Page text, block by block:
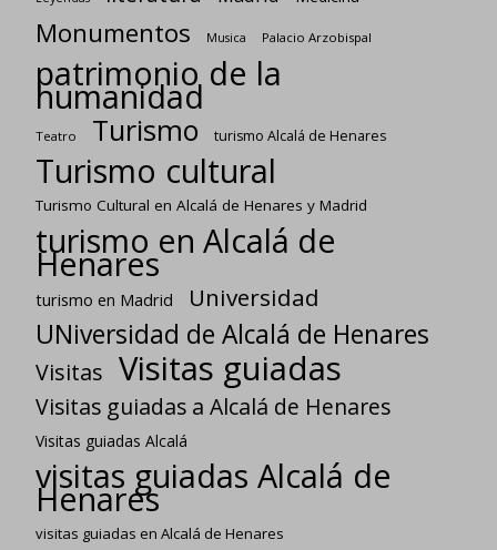
Monumentos Musica Palacio Arzobispal
patrimonio de la
humanidad
Teatro Turismo turismo Alcalá de Henares
Turismo cultural
Turismo Cultural en Alcalá de Henares y Madrid
turismo en Alcalá de
Henares
turismo en Madrid Universidad
UNiversidad de Alcalá de Henares
Visitas Visitas guiadas
Visitas guiadas a Alcalá de Henares
Visitas guiadas Alcalá
visitas guiadas Alcalá de
Henares
visitas guiadas en Alcalá de Henares